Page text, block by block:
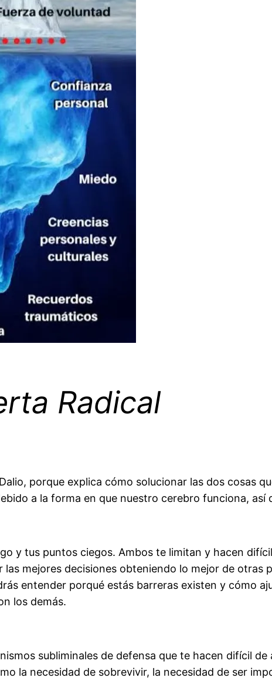
Radical
porque explica cómo solucionar las dos cosas
a la forma en que nuestro cerebro funciona, así
y tus puntos ciegos. Ambos te limitan y hacen
mejores decisiones obteniendo lo mejor de otras
entender porqué estás barreras existen y cómo
los demás.
subliminales de defensa que te hacen difícil
la necesidad de sobrevivir, la necesidad de ser